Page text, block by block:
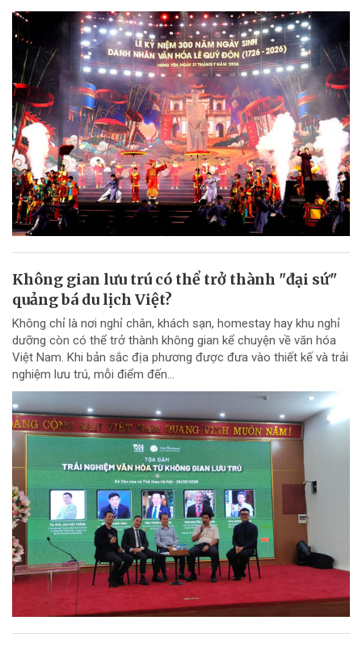
Không gian lưu trú có thể trở thành "đại sứ"
quảng bá du lịch Việt?
Không chỉ là nơi nghỉ chân, khách sạn, homestay hay khu nghỉ
dưỡng còn có thể trở thành không gian kể chuyện về văn hóa
Việt Nam. Khi bản sắc địa phương được đưa vào thiết kế và trải
nghiệm lưu trú, mỗi điểm đến...